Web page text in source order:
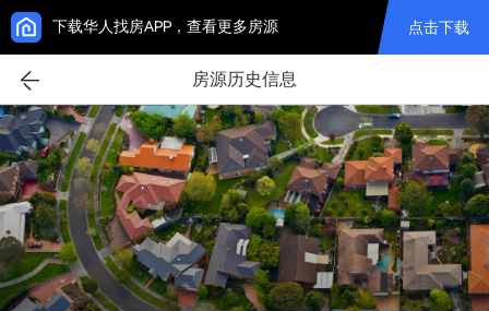
下载华人找房APP，查看更多房源 点击下载
房源历史信息